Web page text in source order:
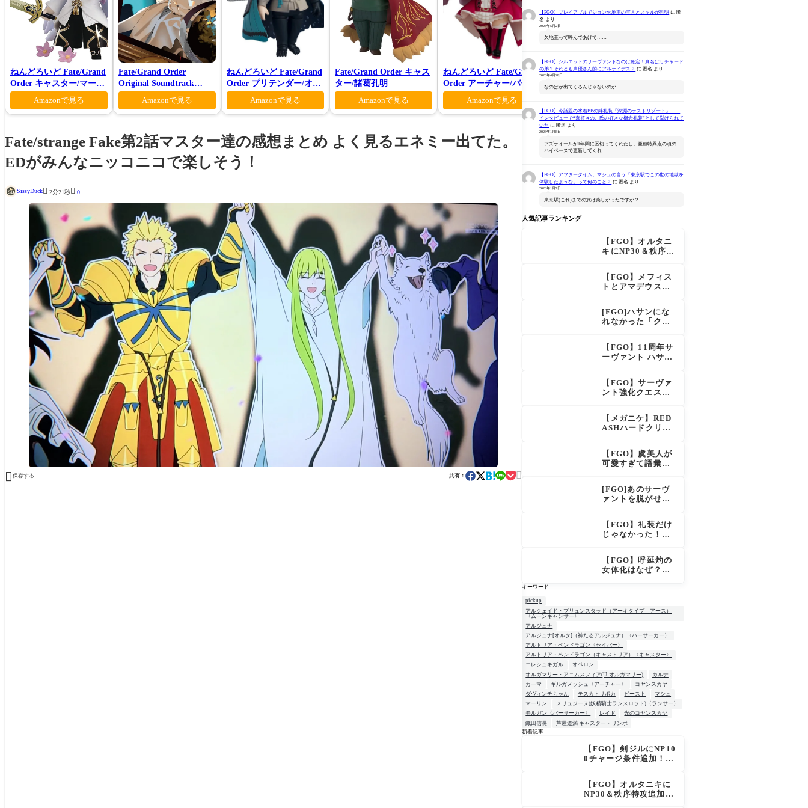
ねんどろいど Fate/Grand
Order キャスター/マーリ
ン 花の魔術師Ver.
Amazonで見る
Fate/Grand Order
Original Soundtrack
Ⅶ(初回仕様限定盤)
Amazonで見る
ねんどろいど Fate/Grand
Order プリテンダー/オベ
ロン ヴォーティガーン
Amazonで見る
Fate/Grand Order キャス
ター/諸葛孔明
Amazonで見る
ねんどろいど Fate/Grand
Order アーチャー/バーヴ
ァン シー
Amazonで見る
Fate/Grand Order -終局
特異点 冠位時間神殿ソロ
セイバー/アルトリア ペン
Fate/strange Fake第2話マスター達の感想まとめ よく見るエネミー出てた。
EDがみんなニッコニコで楽しそう！
SissyDuck 2分21秒 0
 保存する 共有： 
【FGO】プレイアブルでジョン欠地王の宝具とスキルが判明 に 匿
名 より
2026年5月2日
欠地王って呼んであげて……
【FGO】シルエットのサーヴァントなのは確定！真名はリチャード
の弟？それとも声優さん的にアルケイデス？ に 匿名 より
2026年4月28日
なのはが出てくるんじゃないのか
【FGO】今話題の水着BBの絆礼装「深淵のラストリゾート」――
インタビューで“奈須きのこ氏の好きな概念礼装”として挙げられて
いた に 匿名 より
2026年1月8日
アズライールが1年間に区切ってくれたし、亜種特異点の頃の
ハイペースで更新してくれ…
【FGO】アフタータイム、マシュの言う「東京駅でこの世の地獄を
体験したような」って何のこと？ に 匿名 より
2026年1月7日
東京駅(これ)までの旅は楽しかったですか？
人気記事ランキング
【FGO】オルタニ
キにNP30＆秩序特
も超強化で「低レ
アとは思えない」
【FGO】メフィス
トとアマデウスが
布＆Arts44％強化
に「最強でワロ
[FGO]ハサンにな
れなかった「クラ
のモブサーヴァン
トのキャラがいい
【FGO】11周年サ
ーヴァント ハサ
ズライール)の性能
と霊基再臨
【FGO】サーヴァ
ント強化クエスト
にNP30追加、ファ
ントムも大幅強化
【メガニケ】RED
ASHハードクリア
ラピとレッドフー
ドの邂逅が明かさ
れる。ラピの正体
フードさん30年寝
てた。【勝利の女
神NIKKE】
【FGO】虞美人が
可愛すぎて語彙力
セン」「メガネよ
い文明」
[FGO]あのサーヴ
ァントを脱がせる
い！
【FGO】礼装だけ
じゃなかった！
ME SKY -JUNE
-」英霊星行イラス
ト＆登場サーヴァ
【FGO】呼延灼の
女体化はなぜ？エ
キーワード
pickup
アルクェイド・ブリュンスタッド（アーキタイプ：アース）
〈ムーンキャンサー〉
アルジュナ
アルジュナ[オルタ]（神たるアルジュナ）〈バーサーカー〉
アルトリア・ペンドラゴン〈セイバー〉
アルトリア・ペンドラゴン（キャストリア）〈キャスター〉
エレシュキガル
オベロン
オルガマリー・アニムスフィア(U-オルガマリー)
カルナ
カーマ
ギルガメッシュ〈アーチャー〉
コヤンスカヤ
ダヴィンチちゃん
テスカトリポカ ビースト
マシュ
マーリン
メリュジーヌ(妖精騎士ランスロット)〈ランサー〉
モルガン〈バーサーカー〉
レイド
光のコヤンスカヤ
織田信長
芦屋道満 キャスター・リンボ
新着記事
【FGO】剣ジルにNP10
0チャージ条件追加！術
【FGO】オルタニキに
NP30＆秩序特攻追加で